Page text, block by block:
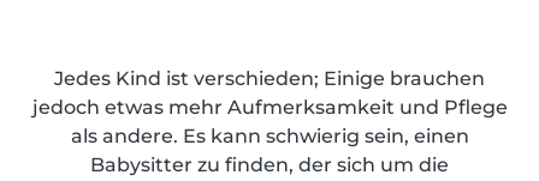
Jedes Kind ist verschieden; Einige brauchen
jedoch etwas mehr Aufmerksamkeit und Pflege
als andere. Es kann schwierig sein, einen
Babysitter zu finden, der sich um die